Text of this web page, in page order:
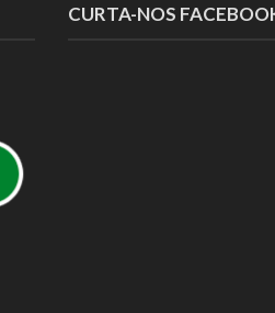
CURTA-NOS